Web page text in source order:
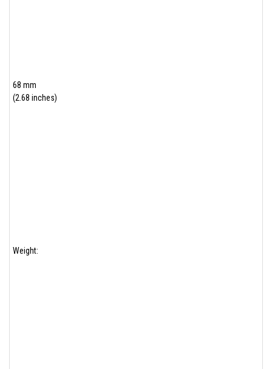
68 mm
(2.68 inches)
Weight: